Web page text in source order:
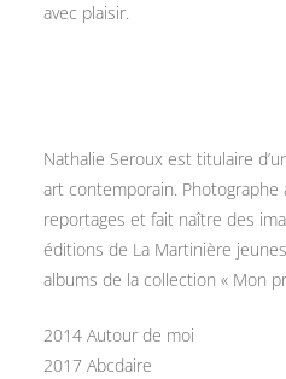
avec plaisir.
Nathalie Seroux est titulaire
art contemporain. Photographe
reportages et fait naître des
éditions de La Martinière
albums de la collection « Mon
2014 Autour de moi
2017 Abcdaire